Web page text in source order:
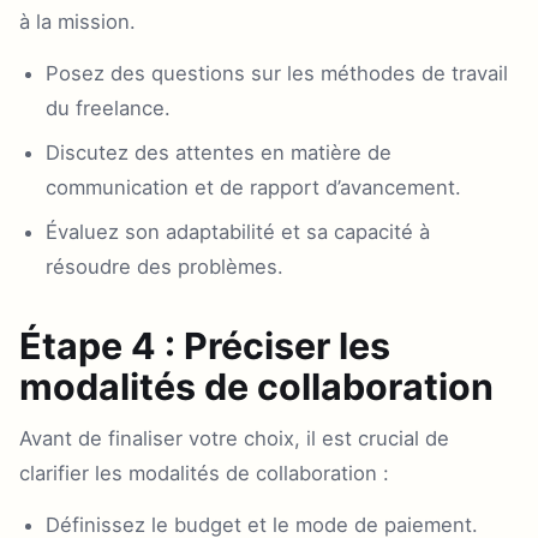
à la mission.
Posez des questions sur les méthodes de travail
du freelance.
Discutez des attentes en matière de
communication et de rapport d’avancement.
Évaluez son adaptabilité et sa capacité à
résoudre des problèmes.
Étape 4 : Préciser les
modalités de collaboration
Avant de finaliser votre choix, il est crucial de
clarifier les modalités de collaboration :
Définissez le budget et le mode de paiement.